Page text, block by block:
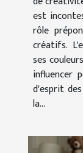
est
rôle
créatifs.
ses
influencer
d'esprit
la...